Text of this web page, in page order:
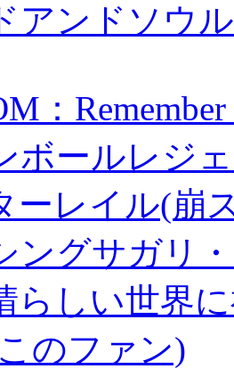
アンドソウ
：
ボールレジ
ーレイル(崩
ングサガリ
らしい世界
のファン)